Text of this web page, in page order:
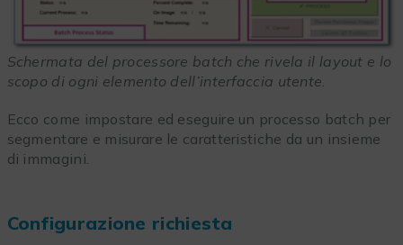
Schermata del processore batch che rivela il layout e lo
scopo di ogni elemento dell’interfaccia utente.
Ecco come impostare ed eseguire un processo batch per
segmentare e misurare le caratteristiche da un insieme
di immagini.
Configurazione richiesta